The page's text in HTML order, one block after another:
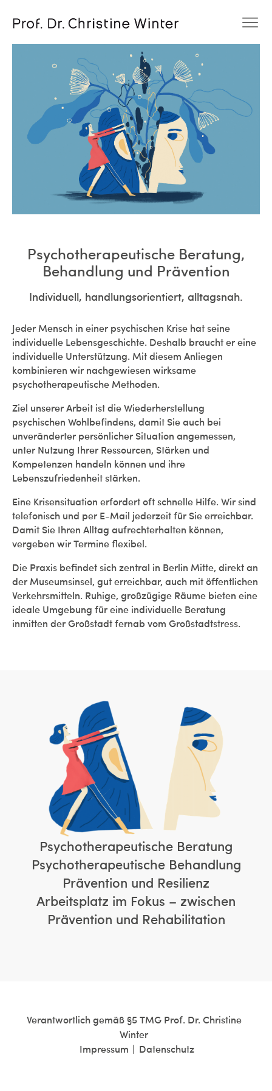
Kontakt & Termine
T +49 30 22184600
Psychotherapeutische Beratung,
Behandlung und Prävention
Individuell, handlungsorientiert, alltagsnah.
Jeder Mensch in einer psychischen Krise hat seine
individuelle Lebensgeschichte. Deshalb braucht er eine
individuelle Unterstützung. Mit diesem Anliegen
kombinieren wir nachgewiesen wirksame
psychotherapeutische Methoden.
Ziel unserer Arbeit ist die Wiederherstellung
psychischen Wohlbefindens, damit Sie auch bei
unveränderter persönlicher Situation angemessen,
unter Nutzung Ihrer Ressourcen, Stärken und
Kompetenzen handeln können und ihre
Lebenszufriedenheit stärken.
Eine Krisensituation erfordert oft schnelle Hilfe. Wir sind
telefonisch und per E-Mail jederzeit für Sie erreichbar.
Damit Sie Ihren Alltag aufrechterhalten können,
vergeben wir Termine flexibel.
Die Praxis befindet sich zentral in Berlin Mitte, direkt an
der Museumsinsel, gut erreichbar, auch mit öffentlichen
Verkehrsmitteln. Ruhige, großzügige Räume bieten eine
ideale Umgebung für eine individuelle Beratung
inmitten der Großstadt fernab vom Großstadtstress.
Psychotherapeutische Beratung
Psychotherapeutische Behandlung
Prävention und Resilienz
Arbeitsplatz im Fokus – zwischen
Prävention und Rehabilitation
Verantwortlich gemäß §5 TMG Prof. Dr. Christine
Winter
Impressum
Datenschutz